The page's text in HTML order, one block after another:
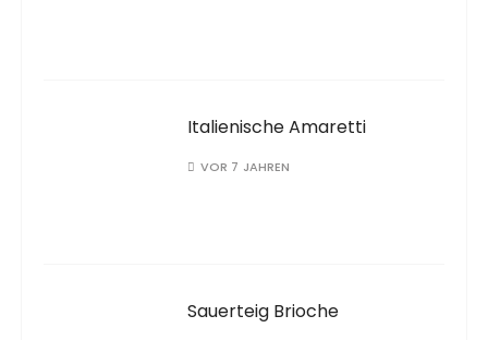
Italienische Amaretti
VOR 7 JAHREN
Sauerteig Brioche